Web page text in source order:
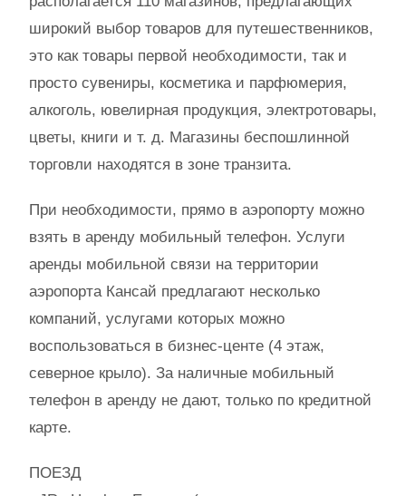
широкий выбор товаров для путешественников,
это как товары первой необходимости, так и
просто сувениры, косметика и парфюмерия,
алкоголь, ювелирная продукция, электротовары,
цветы, книги и т. д. Магазины беспошлинной
торговли находятся в зоне транзита.
При необходимости, прямо в аэропорту можно
взять в аренду мобильный телефон. Услуги
аренды мобильной связи на территории
аэропорта Кансай предлагают несколько
компаний, услугами которых можно
воспользоваться в бизнес-центе (4 этаж,
северное крыло). За наличные мобильный
телефон в аренду не дают, только по кредитной
карте.
ПОЕЗД